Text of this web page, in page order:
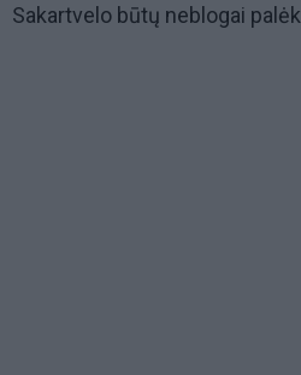
Sakartvelo būtų neblogai